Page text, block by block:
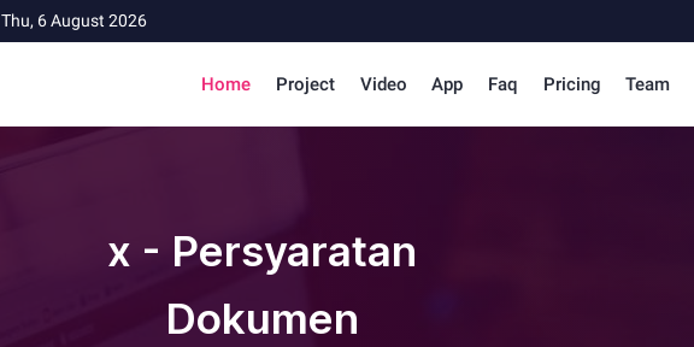
Thu, 6 August 2026
Home Project Video App Faq Pricing Team
x - Persyaratan
Dokumen